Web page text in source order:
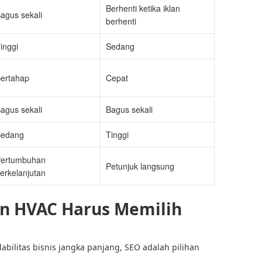
sekali
Berhenti ketika iklan
berhenti
Sedang
Cepat
sekali Bagus sekali
Tinggi
Petunjuk langsung
HVAC Harus Memilih
bisnis jangka panjang, SEO adalah pilihan